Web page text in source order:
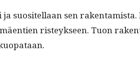
suositel­laan sen
risteyk­seen. Tuon